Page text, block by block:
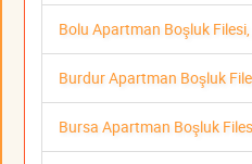
Bolu Apartman Boşluk
Burdur Apartman Boşluk
Bursa Apartman Boşluk